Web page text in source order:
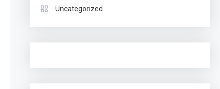
Uncategorized